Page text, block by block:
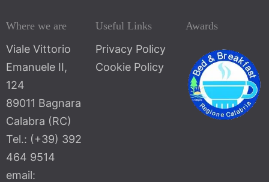
Where we are
Viale Vittorio
Emanuele II,
124
89011 Bagnara
Calabra (RC)
Tel.: (+39) 392
464 9514
email:
Useful Links
Privacy Policy
Cookie Policy
Awards